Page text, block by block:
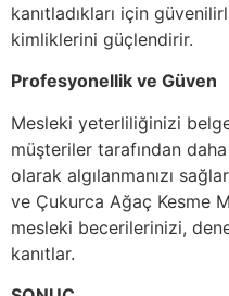
kanıtladıkları için
kimliklerini güçlendirir.
Profesyonellik ve Güven
Mesleki yeterliliğinizi
müşteriler tarafından
olarak algılanmanızı
ve Çukurca Ağaç Kesme
mesleki becerilerinizi,
kanıtlar.